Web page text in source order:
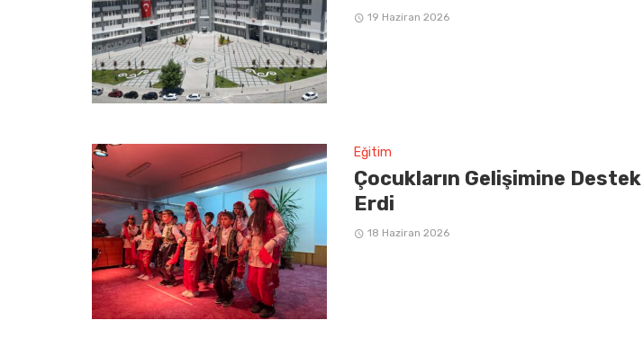
19 Haziran 2026
Eğitim
Çocukların Gelişimine
Erdi
18 Haziran 2026